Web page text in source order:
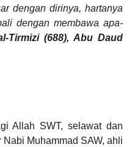
dengan dirinya, hartanya
dengan membawa apa-
Tirmizi (688), Abu Daud
Allah SWT, selawat dan
Muhammad SAW, ahli